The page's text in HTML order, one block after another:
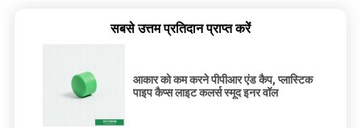
सबसे उत्तम प्रतिदान प्राप्त करें
आकार को कम करने पीपीआर एंड कैप, प्लास्टिक
पाइप कैप्स लाइट कलर्स स्मूद इनर वॉल